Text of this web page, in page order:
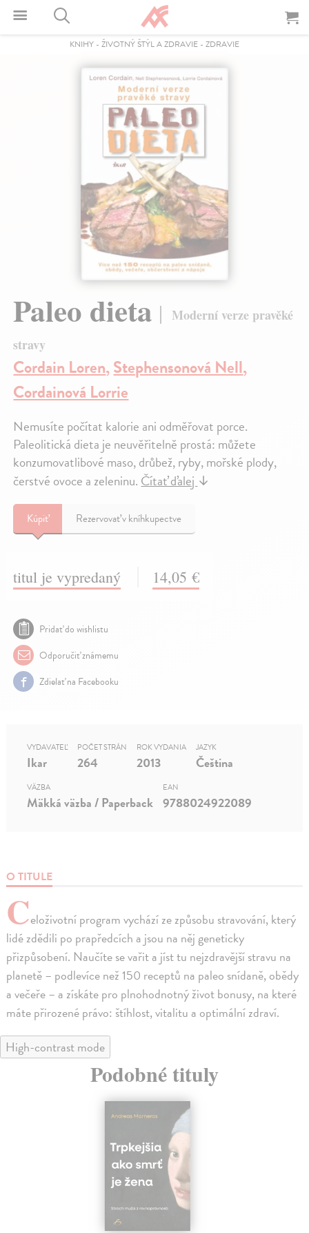
KNIHY - ŽIVOTNÝ ŠTÝL A ZDRAVIE - ZDRAVIE
Paleo dieta
Moderní verze pravěké
stravy
Cordain Loren,Stephensonová Nell,
Cordainová Lorrie
Nemusíte počítat kalorie ani odměřovat porce.
Paleolitická dieta je neuvěřitelně prostá: můžete
konzumovatlibové maso, drůbež, ryby, mořské plody,
čerstvé ovoce a zeleninu.Čítať ďalej↓
Kúpiť Rezervovať v kníhkupectve
titul je vypredaný 14,05 €
Pridať do wishlistu
Odporučiť známemu
Zdielať na Facebooku
O TITULE
Celoživotní program vychází ze způsobu stravování, který
lidé zdědili po prapředcích a jsou na něj geneticky
přizpůsobení. Naučíte se vařit a jíst tu nejzdravější stravu na
planetě – podlevíce než 150 receptů na paleo snídaně, obědy
a večeře – a získáte pro plnohodnotný život bonusy, na které
máte přirozené právo: štíhlost, vitalitu a optimální zdraví.
VYDAVATEĽ
Ikar
POČET STRÁN
264
ROK VYDANIA
2013
JAZYK
Čeština
VÄZBA
Mäkká väzba / Paperback
EAN
9788024922089
High-contrast mode
Podobné tituly